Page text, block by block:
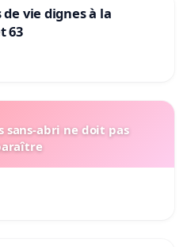
vie dignes à la
63
sans-abri ne doit pas